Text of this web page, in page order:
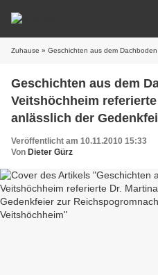
Zuhause » Geschichten aus dem Dachboden – In Veitshöchheim referierte Dr. Martina
Geschichten aus dem
Veitshöchheim
anlässlich der
Reichspogromnacht
Veitshöchheim
Veröffentlicht am 10.11.2010 15:33
Von Dieter Gürz